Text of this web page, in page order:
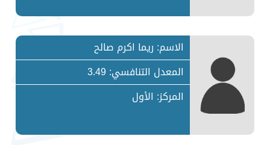
الاسم: ريما اكرم صالح
المعدل التنافسي: 3.49
المركز: الأول